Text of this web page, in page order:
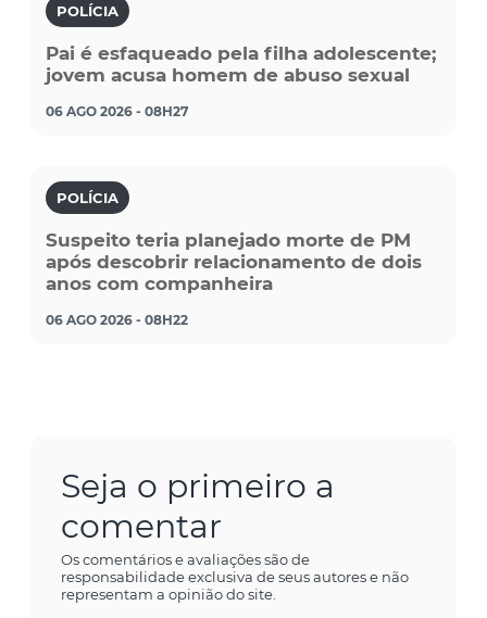
POLÍCIA
Pai é esfaqueado pela filha adolescente;
jovem acusa homem de abuso sexual
06 AGO 2026 - 08H27
POLÍCIA
Suspeito teria planejado morte de PM
após descobrir relacionamento de dois
anos com companheira
06 AGO 2026 - 08H22
Seja o primeiro a
comentar
Os comentários e avaliações são de
responsabilidade exclusiva de seus autores e não
representam a opinião do site.